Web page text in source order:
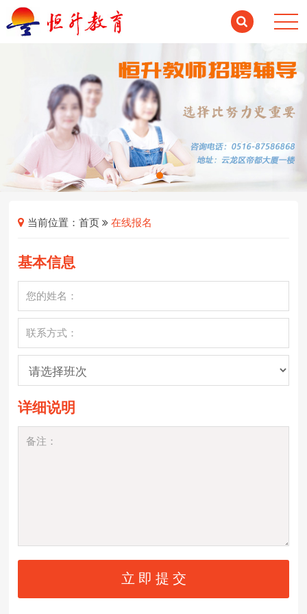
当前位置：首页 在线报名
基本信息
详细说明
立 即 提 交